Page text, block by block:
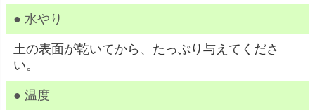
● 水やり
土の表面が乾いてから、たっぷり与えてくださ
い。
● 温度